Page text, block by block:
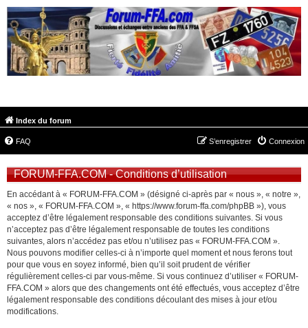
Index du forum
FAQ Connexion
S’enregistrer
FORUM-FFA.COM - Conditions d’utilisation
En accédant à « FORUM-FFA.COM » (désigné ci-après par « nous », « notre »,
« nos », « FORUM-FFA.COM », « https://www.forum-ffa.com/phpBB »), vous
acceptez d’être légalement responsable des conditions suivantes. Si vous
n’acceptez pas d’être légalement responsable de toutes les conditions
suivantes, alors n’accédez pas et/ou n’utilisez pas « FORUM-FFA.COM ».
Nous pouvons modifier celles-ci à n’importe quel moment et nous ferons tout
pour que vous en soyez informé, bien qu’il soit prudent de vérifier
régulièrement celles-ci par vous-même. Si vous continuez d’utiliser « FORUM-
FFA.COM » alors que des changements ont été effectués, vous acceptez d’être
légalement responsable des conditions découlant des mises à jour et/ou
modifications.